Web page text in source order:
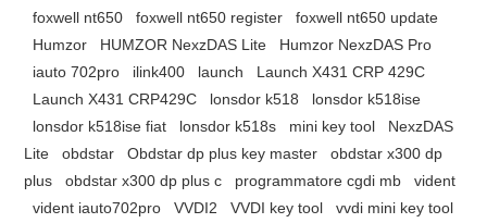
foxwell nt650
foxwell nt650 register
foxwell nt650 update
Humzor
HUMZOR NexzDAS Lite
Humzor NexzDAS Pro
iauto 702pro
ilink400 launch
Launch X431 CRP 429C
Launch X431 CRP429C
lonsdor k518
lonsdor k518ise
lonsdor k518ise fiat
lonsdor k518s mini key tool
NexzDAS
Lite
obdstar Obdstar dp plus key master
obdstar x300 dp
plus
obdstar x300 dp plus c programmatore cgdi mb
vident
vident iauto702pro
VVDI2 VVDI key tool
vvdi mini key tool